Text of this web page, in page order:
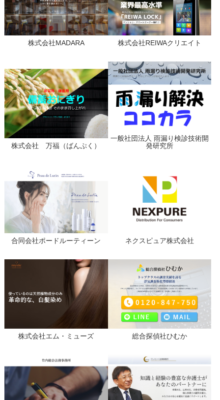
株式会社MADARA 株式会社REIWAクリエイト
株式会社 万福（ばんぷく）
一般社団法人 雨漏り検診技術開
発研究所
合同会社ポードルーティーン ネクスピュア株式会社
株式会社エム・ミューズ 総合探偵社ひむか